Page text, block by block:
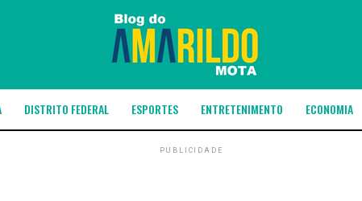
DISTRITO FEDERAL ESPORTES ENTRETENIMENTO ECONOMIA
PUBLICIDADE